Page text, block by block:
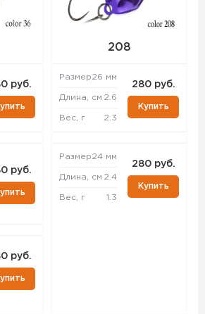
руб.
руб.
руб.
208
Размер26 мм
Длина, см 2.6
Вес, г 2.3
280 руб.
Купить
Размер24 мм
Длина, см 2.4
Вес, г 1.3
280 руб.
Купить